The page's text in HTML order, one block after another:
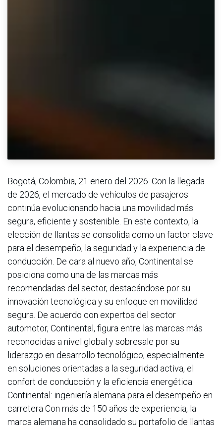
Bogotá, Colombia, 21 enero del 2026. Con la llegada
de 2026, el mercado de vehículos de pasajeros
continúa evolucionando hacia una movilidad más
segura, eficiente y sostenible. En este contexto, la
elección de llantas se consolida como un factor clave
para el desempeño, la seguridad y la experiencia de
conducción. De cara al nuevo año, Continental se
posiciona como una de las marcas más
recomendadas del sector, destacándose por su
innovación tecnológica y su enfoque en movilidad
segura. De acuerdo con expertos del sector
automotor, Continental, figura entre las marcas más
reconocidas a nivel global y sobresale por su
liderazgo en desarrollo tecnológico, especialmente
en soluciones orientadas a la seguridad activa, el
confort de conducción y la eficiencia energética.
Continental: ingeniería alemana para el desempeño en
carretera Con más de 150 años de experiencia, la
marca alemana ha consolidado su portafolio de llantas